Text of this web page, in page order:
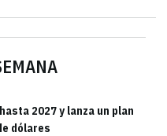
2027 y lanza un plan
dólares